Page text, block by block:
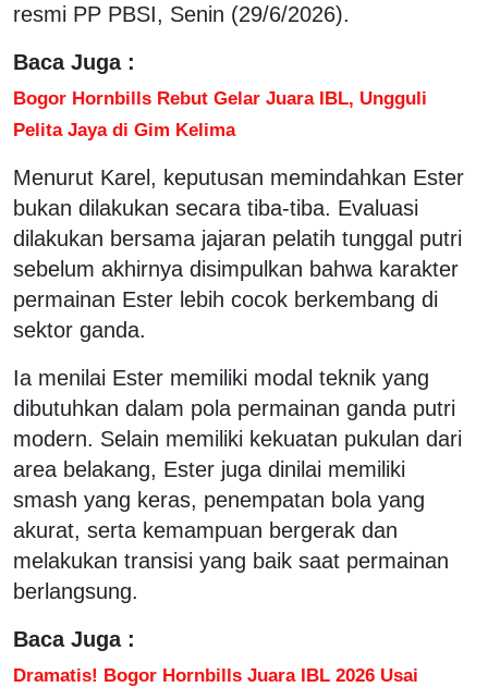
resmi PP PBSI, Senin (29/6/2026).
Baca Juga :
Bogor Hornbills Rebut Gelar Juara IBL, Ungguli
Pelita Jaya di Gim Kelima
Menurut Karel, keputusan memindahkan Ester
bukan dilakukan secara tiba-tiba. Evaluasi
dilakukan bersama jajaran pelatih tunggal putri
sebelum akhirnya disimpulkan bahwa karakter
permainan Ester lebih cocok berkembang di
sektor ganda.
Ia menilai Ester memiliki modal teknik yang
dibutuhkan dalam pola permainan ganda putri
modern. Selain memiliki kekuatan pukulan dari
area belakang, Ester juga dinilai memiliki
smash yang keras, penempatan bola yang
akurat, serta kemampuan bergerak dan
melakukan transisi yang baik saat permainan
berlangsung.
Baca Juga :
Dramatis! Bogor Hornbills Juara IBL 2026 Usai